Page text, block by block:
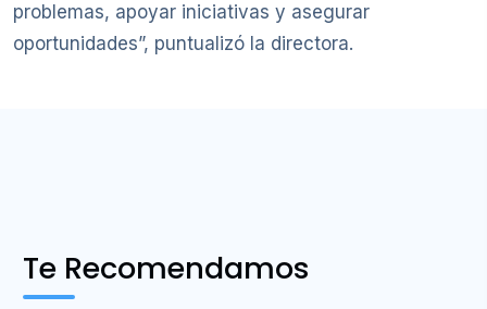
problemas, apoyar iniciativas y asegurar
oportunidades”, puntualizó la directora.
Te Recomendamos